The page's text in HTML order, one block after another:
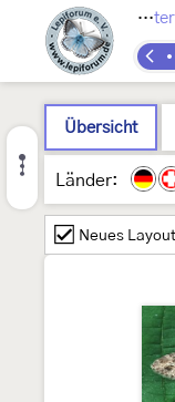
Übersicht
Länder:
Neues